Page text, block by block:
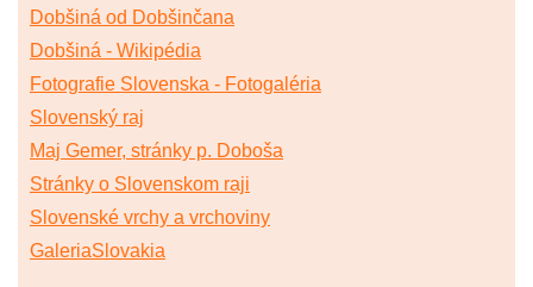
Dobšiná od Dobšinčana
Dobšiná - Wikipédia
Fotografie Slovenska - Fotogaléria
Slovenský raj
Maj Gemer, stránky p. Doboša
Stránky o Slovenskom raji
Slovenské vrchy a vrchoviny
GaleriaSlovakia